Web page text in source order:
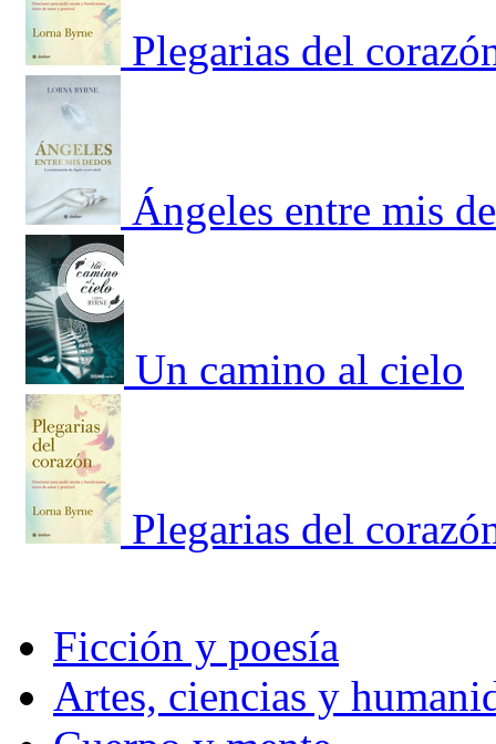
Plegarias del
Ángeles entre mis
Un camino al cielo
Plegarias del
Ficción y poesía
Artes, ciencias y